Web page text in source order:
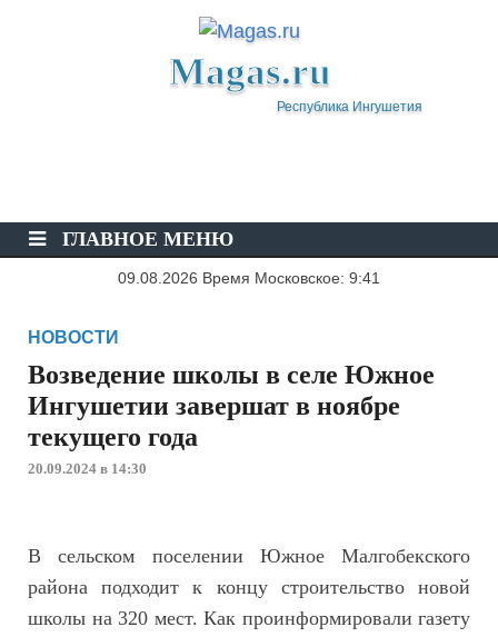
Magas.ru
Республика Ингушетия
ГЛАВНОЕ МЕНЮ
09.08.2026 Время Московское: 9:41
НОВОСТИ
Возведение школы в селе Южное
Ингушетии завершат в ноябре
текущего года
20.09.2024 в 14:30
В сельском поселении Южное Малгобекского
района подходит к концу строительство новой
школы на 320 мест. Как проинформировали газету